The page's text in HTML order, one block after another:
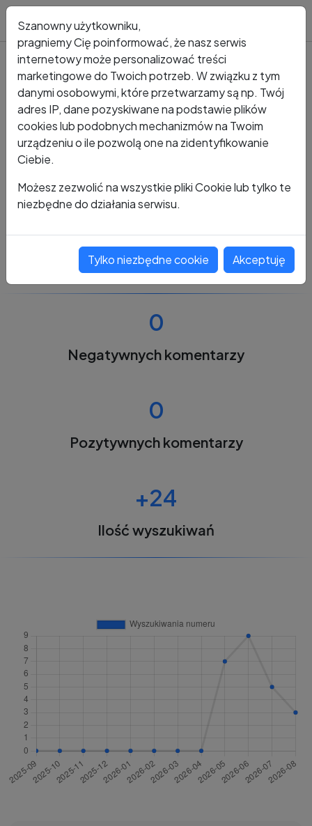
Kto dzwonił? Numer +48 486 035 432 8
+48 486 035 432 8
0
Negatywnych komentarzy
0
Pozytywnych komentarzy
+24
Ilość wyszukiwań
Szanowny użytkowniku,
pragniemy Cię poinformować, że nasz serwis
internetowy może personalizować treści
marketingowe do Twoich potrzeb. W związku z tym
danymi osobowymi, które przetwarzamy są np. Twój
adres IP, dane pozyskiwane na podstawie plików
cookies lub podobnych mechanizmów na Twoim
urządzeniu o ile pozwolą one na zidentyfikowanie
Ciebie.
Możesz zezwolić na wszystkie pliki Cookie lub tylko te
niezbędne do działania serwisu.
Tylko niezbędne cookie Akceptuję